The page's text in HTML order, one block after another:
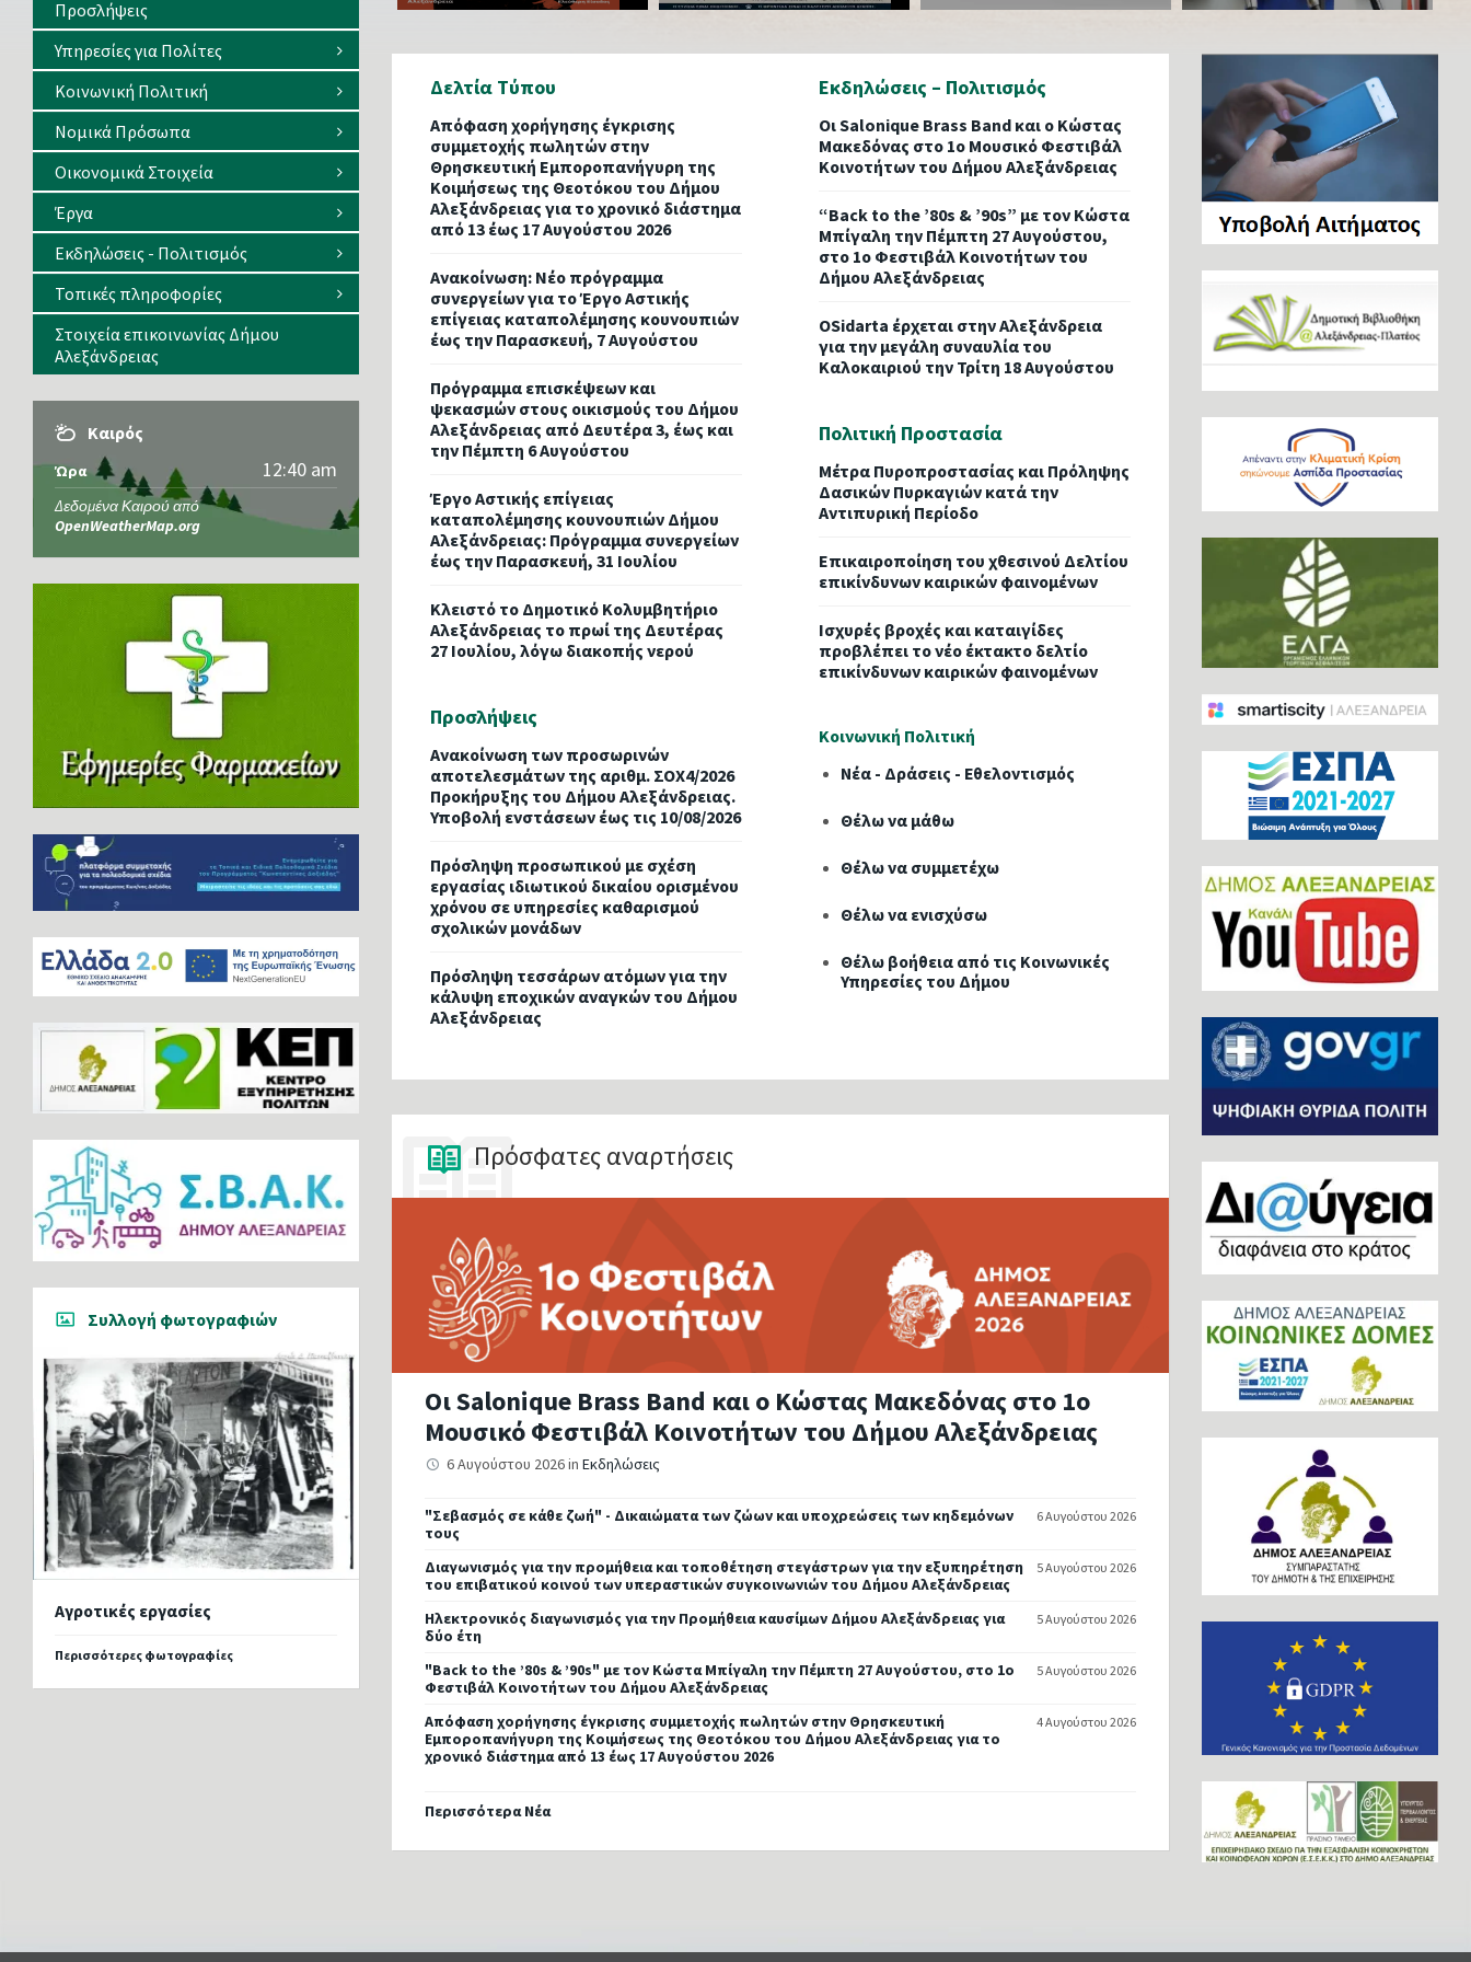
Δελτία Τύπου
Απόφαση χορήγησης έγκρισης
συμμετοχής πωλητών στην
Θρησκευτική Εμποροπανήγυρη της
Κοιμήσεως της Θεοτόκου του Δήμου
Αλεξάνδρειας για το χρονικό διάστημα
από 13 έως 17 Αυγούστου 2026
Ανακοίνωση: Νέο πρόγραμμα
συνεργείων για το Έργο Αστικής
επίγειας καταπολέμησης κουνουπιών
έως την Παρασκευή, 7 Αυγούστου
Πρόγραμμα επισκέψεων και
ψεκασμών στους οικισμούς του Δήμου
Αλεξάνδρειας από Δευτέρα 3, έως και
την Πέμπτη 6 Αυγούστου
Έργο Αστικής επίγειας
καταπολέμησης κουνουπιών Δήμου
Αλεξάνδρειας: Πρόγραμμα συνεργείων
έως την Παρασκευή, 31 Ιουλίου
Κλειστό το Δημοτικό Κολυμβητήριο
Αλεξάνδρειας το πρωί της Δευτέρας
27 Ιουλίου, λόγω διακοπής νερού
Προσλήψεις
Ανακοίνωση των προσωρινών
αποτελεσμάτων της αριθμ. ΣΟΧ4/2026
Προκήρυξης του Δήμου Αλεξάνδρειας.
Υποβολή ενστάσεων έως τις 10/08/2026
Πρόσληψη προσωπικού με σχέση
εργασίας ιδιωτικού δικαίου ορισμένου
χρόνου σε υπηρεσίες καθαρισμού
σχολικών μονάδων
Πρόσληψη τεσσάρων ατόμων για την
κάλυψη εποχικών αναγκών του Δήμου
Αλεξάνδρειας
Εκδηλώσεις – Πολιτισμός
Οι Salonique Brass Band και ο Κώστας
Μακεδόνας στο 1ο Μουσικό Φεστιβάλ
Κοινοτήτων του Δήμου Αλεξάνδρειας
“Back to the ’80s & ’90s” με τον Κώστα
Μπίγαλη την Πέμπτη 27 Αυγούστου,
στο 1ο Φεστιβάλ Κοινοτήτων του
Δήμου Αλεξάνδρειας
ΟSidarta έρχεται στην Αλεξάνδρεια
για την μεγάλη συναυλία του
Καλοκαιριού την Τρίτη 18 Αυγούστου
Πολιτική Προστασία
Μέτρα Πυροπροστασίας και Πρόληψης
Δασικών Πυρκαγιών κατά την
Αντιπυρική Περίοδο
Επικαιροποίηση του χθεσινού Δελτίου
επικίνδυνων καιρικών φαινομένων
Ισχυρές βροχές και καταιγίδες
προβλέπει το νέο έκτακτο δελτίο
επικίνδυνων καιρικών φαινομένων
Κοινωνική Πολιτική
Νέα - Δράσεις - Εθελοντισμός
Θέλω να μάθω
Θέλω να συμμετέχω
Θέλω να ενισχύσω
Θέλω βοήθεια από τις Κοινωνικές
Υπηρεσίες του Δήμου
Πρόσφατες αναρτήσεις
Makedonas
Οι Salonique Brass Band και ο Κώστας Μακεδόνας στο 1ο
Μουσικό Φεστιβάλ Κοινοτήτων του Δήμου Αλεξάνδρειας
6 Αυγούστου 2026inΕκδηλώσεις
"Σεβασμός σε κάθε ζωή" - Δικαιώματα των ζώων και υποχρεώσεις των κηδεμόνων
τους
6 Αυγούστου 2026
Διαγωνισμός για την προμήθεια και τοποθέτηση στεγάστρων για την εξυπηρέτηση
του επιβατικού κοινού των υπεραστικών συγκοινωνιών του Δήμου Αλεξάνδρειας
5 Αυγούστου 2026
Ηλεκτρονικός διαγωνισμός για την Προμήθεια καυσίμων Δήμου Αλεξάνδρειας για
δύο έτη
5 Αυγούστου 2026
"Back to the ’80s & ’90s" με τον Κώστα Μπίγαλη την Πέμπτη 27 Αυγούστου, στο 1ο
Φεστιβάλ Κοινοτήτων του Δήμου Αλεξάνδρειας
5 Αυγούστου 2026
Απόφαση χορήγησης έγκρισης συμμετοχής πωλητών στην Θρησκευτική
Εμποροπανήγυρη της Κοιμήσεως της Θεοτόκου του Δήμου Αλεξάνδρειας για το
χρονικό διάστημα από 13 έως 17 Αυγούστου 2026
4 Αυγούστου 2026
Περισσότερα Νέα
Προσλήψεις
Υπηρεσίες για Πολίτες
Κοινωνική Πολιτική
Νομικά Πρόσωπα
Οικονομικά Στοιχεία
Έργα
Εκδηλώσεις - Πολιτισμός
Τοπικές πληροφορίες
Στοιχεία επικοινωνίας Δήμου
Αλεξάνδρειας
Καιρός
Ώρα 12:40 am
Δεδομένα Καιρού από
OpenWeatherMap.org
Συλλογή φωτογραφιών
Αγροτικές εργασίες
Περισσότερες φωτογραφίες